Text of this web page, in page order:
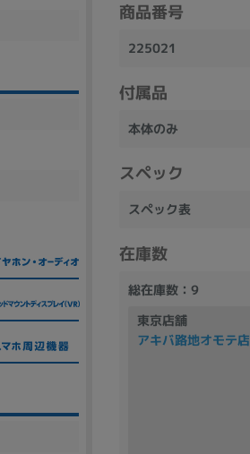
商品番号
225021
付属品
本体のみ
スペック
スペック表
在庫数
総在庫数：9
東京店舗
アキバ路地オモテ店
Thinkpad